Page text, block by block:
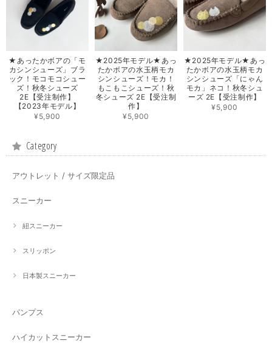
★あったかボアの「モ
カシンシューズ」ブラ
ック！モコモコシュー
ズ！秋冬シューズ
2E【受注制作】
【2023年モデル】
¥5,900
★2025年モデル★あっ
たかボアの水玉柄モカ
シンシューズ！モカ！
もこもこシューズ！秋
冬シューズ 2E【受注制
作】
¥5,900
★2025年モデル★あっ
たかボアの水玉柄モカ
シンシューズ「にゃん
モカ」ネコ！秋冬シュ
ーズ 2E【受注制作】
¥5,900
Category
アウトレット / サイズ限定品
スニーカー
紐スニーカー
スリッポン
日本製スニーカー
パンプス
ハイカットスニーカー